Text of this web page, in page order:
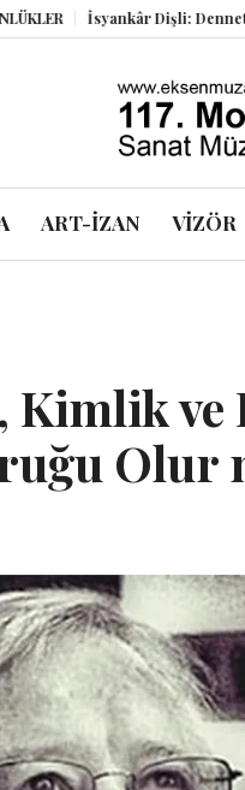
İsyankâr Dişli: Dennett, Smolin ve
ART-İZAN VİZÖR
Kimlik ve
Olur